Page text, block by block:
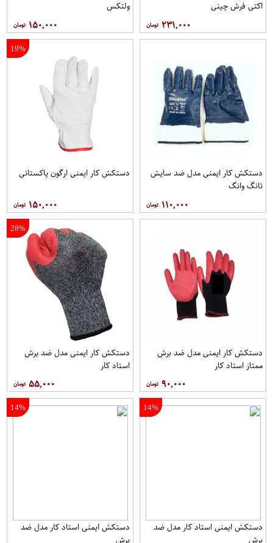
اکتی فرش چینی
۲۳۱,۰۰۰
ولتکس
۱۵۰,۰۰۰
دستکش کار ایمنی مدل ضد سایش
تانگ وانگ
۱۱۰,۰۰۰
19%
دستکش کار ایمنی ارگون پاکستانی
۱۵۰,۰۰۰
دستکش کار ایمنی مدل ضد برش
ممتاز استاد کار
۹۰,۰۰۰
28%
دستکش کار ایمنی مدل ضد برش
استاد کار
۵۵,۰۰۰
14%
دستکش ایمنی استاد کار مدل ضد
برش
14%
دستکش ایمنی استاد کار مدل ضد
برش